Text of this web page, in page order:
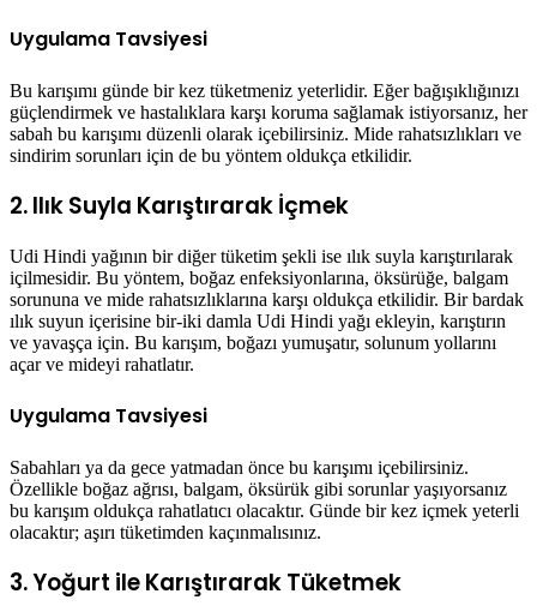
Uygulama Tavsiyesi
Bu karışımı günde bir kez tüketmeniz yeterlidir. Eğer bağışıklığınızı
güçlendirmek ve hastalıklara karşı koruma sağlamak istiyorsanız, her
sabah bu karışımı düzenli olarak içebilirsiniz. Mide rahatsızlıkları ve
sindirim sorunları için de bu yöntem oldukça etkilidir.
2. Ilık Suyla Karıştırarak İçmek
Udi Hindi yağının bir diğer tüketim şekli ise ılık suyla karıştırılarak
içilmesidir. Bu yöntem, boğaz enfeksiyonlarına, öksürüğe, balgam
sorununa ve mide rahatsızlıklarına karşı oldukça etkilidir. Bir bardak
ılık suyun içerisine bir-iki damla Udi Hindi yağı ekleyin, karıştırın
ve yavaşça için. Bu karışım, boğazı yumuşatır, solunum yollarını
açar ve mideyi rahatlatır.
Uygulama Tavsiyesi
Sabahları ya da gece yatmadan önce bu karışımı içebilirsiniz.
Özellikle boğaz ağrısı, balgam, öksürük gibi sorunlar yaşıyorsanız
bu karışım oldukça rahatlatıcı olacaktır. Günde bir kez içmek yeterli
olacaktır; aşırı tüketimden kaçınmalısınız.
3. Yoğurt ile Karıştırarak Tüketmek